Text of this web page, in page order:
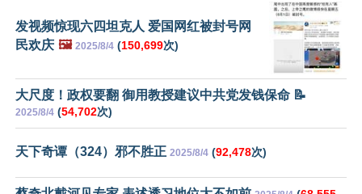
发视频惊现六四坦克人 爱国网红被封号网
民欢庆 🖼️ 2025/8/4 (150,699次)
大尺度！政权要翻 御用教授建议中共党发钱保命 📝
2025/8/4 (54,702次)
天下奇谭（324）邪不胜正 2025/8/4 (92,478次)